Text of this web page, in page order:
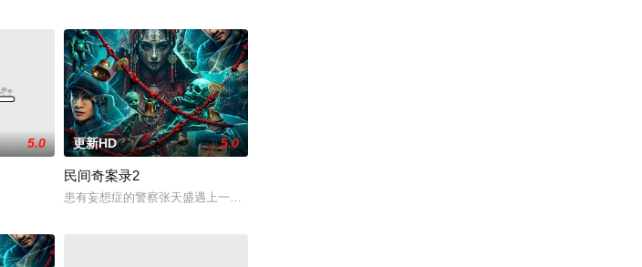
5.0 更新HD 5.0
民间奇案录2
患有妄想症的警察张天盛遇上一起离奇的神像杀人事件，勘案过程中，牵引出“婴胎报仇”，“娘娘索命”等一连串